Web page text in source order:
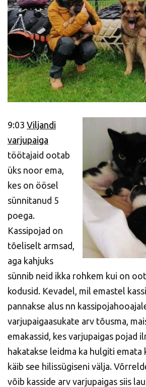
9:03 Viljandi
varjupaiga
töötajaid ootab
üks noor ema,
kes on öösel
sünnitanud 5
poega.
Kassipojad on
tõeliselt armsad,
aga kahjuks
sünnib neid ikka rohkem kui on
kodusid. Kevadel, mil emastel
pannakse alus nn
varjupaigaasukate arv tõusma,
emakassid, kes varjupaigas pojad
hakatakse leidma ka hulgiti emata
käib see hilissügiseni välja.
võib kasside arv varjupaigas siis